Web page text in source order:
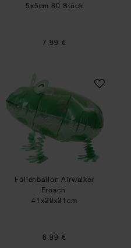
5x5cm 80 Stück
7,99 €
Folienballon
Folienballon Airwalker
Frosch
41x20x31cm
6,99 €